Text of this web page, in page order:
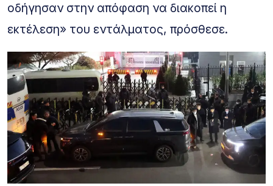
οδήγησαν στην απόφαση να διακοπεί η
εκτέλεση» του εντάλματος, πρόσθεσε.